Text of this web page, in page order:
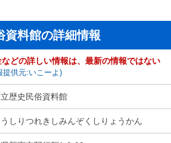
資料館の詳細情報
どの詳しい情報は、最新の情報ではない
提供元:いこーよ)
歴史民俗資料館
うしりつれきしみんぞくしりょうかん